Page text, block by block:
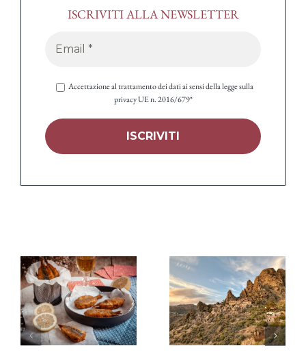
ISCRIVITI ALLA NEWSLETTER
Accettazione al trattamento dei dati ai sensi della legge sulla
privacy UE n. 2016/679*